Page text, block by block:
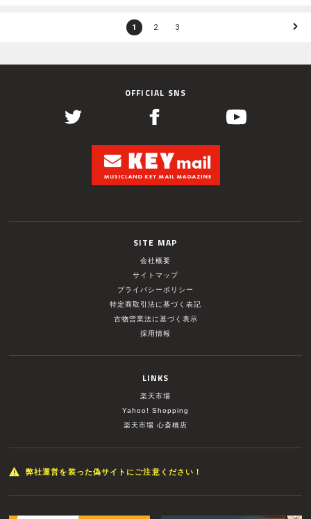
1 2 3
OFFICIAL SNS
SITE MAP
会社概要
サイトマップ
プライバシーポリシー
特定商取引法に基づく表記
古物営業法に基づく表示
採用情報
LINKS
楽天市場
Yahoo! Shopping
楽天市場 心斎橋店
弊社運営を装った偽サイトにご注意ください！